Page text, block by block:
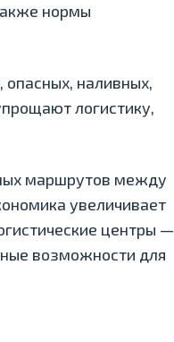
нормы
наливных,
логистику,
маршрутов между
увеличивает
центры —
возможности для